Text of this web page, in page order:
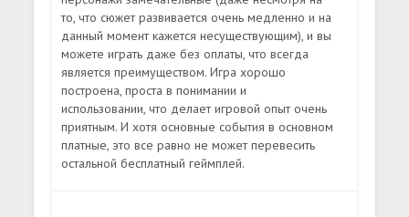
то, что сюжет развивается очень медленно и на
данный момент кажется несуществующим), и вы
можете играть даже без оплаты, что всегда
является преимуществом. Игра хорошо
построена, проста в понимании и
использовании, что делает игровой опыт очень
приятным. И хотя основные события в основном
платные, это все равно не может перевесить
остальной бесплатный геймплей.